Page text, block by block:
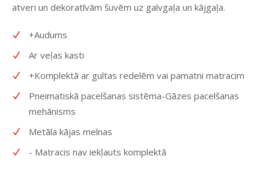
atveri un dekoratīvām šuvēm uz galvgaļa un kājgaļa.
+Audums
Ar veļas kasti
+Komplektā ar gultas redelēm vai pamatni matracim
Pneimatiskā pacelšanas sistēma-Gāzes pacelšanas
mehānisms
Metāla kājas melnas
- Matracis nav iekļauts komplektā